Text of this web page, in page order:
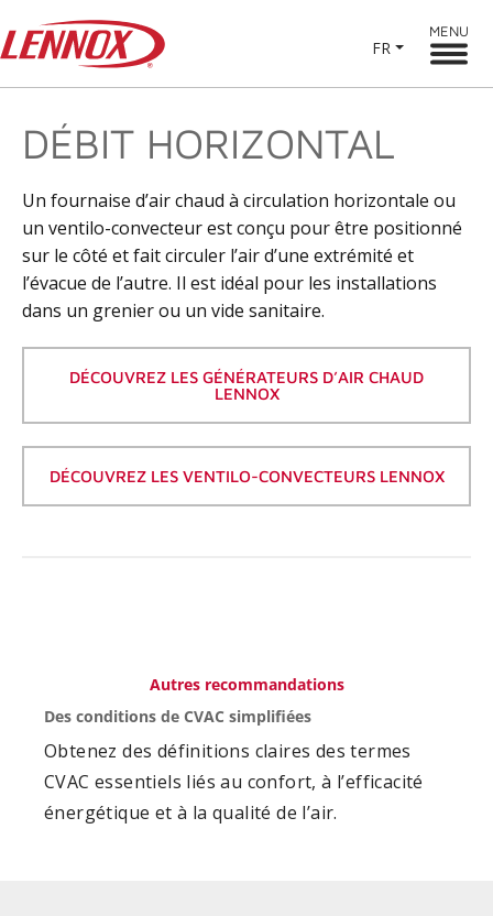
FR
MENU
DÉBIT HORIZONTAL
Un fournaise d’air chaud à circulation horizontale ou
un ventilo-convecteur est conçu pour être positionné
sur le côté et fait circuler l’air d’une extrémité et
l’évacue de l’autre. Il est idéal pour les installations
dans un grenier ou un vide sanitaire.
DÉCOUVREZ LES GÉNÉRATEURS D’AIR CHAUD
LENNOX
DÉCOUVREZ LES VENTILO-CONVECTEURS LENNOX
Autres recommandations
Des conditions de CVAC simplifiées
Obtenez des définitions claires des termes
CVAC essentiels liés au confort, à l’efficacité
énergétique et à la qualité de l’air.